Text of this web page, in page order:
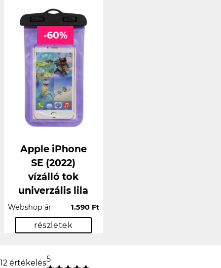
-60%
Apple iPhone
SE (2022)
vízálló tok
univerzális lila
Webshop ár 1.590 Ft
részletek
12 értékelés5